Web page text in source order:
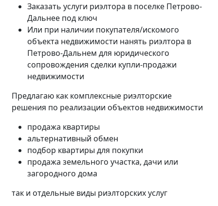
Заказать услуги риэлтора в поселке Петрово-
Дальнее под ключ
Или при наличии покупателя/искомого
объекта недвижимости нанять риэлтора в
Петрово-Дальнем для юридического
сопровождения сделки купли-продажи
недвижимости
Предлагаю как комплексные риэлторские
решения по реализации объектов недвижимости
продажа квартиры
альтернативный обмен
подбор квартиры для покупки
продажа земельного участка, дачи или
загородного дома
так и отдельные виды риэлторских услуг